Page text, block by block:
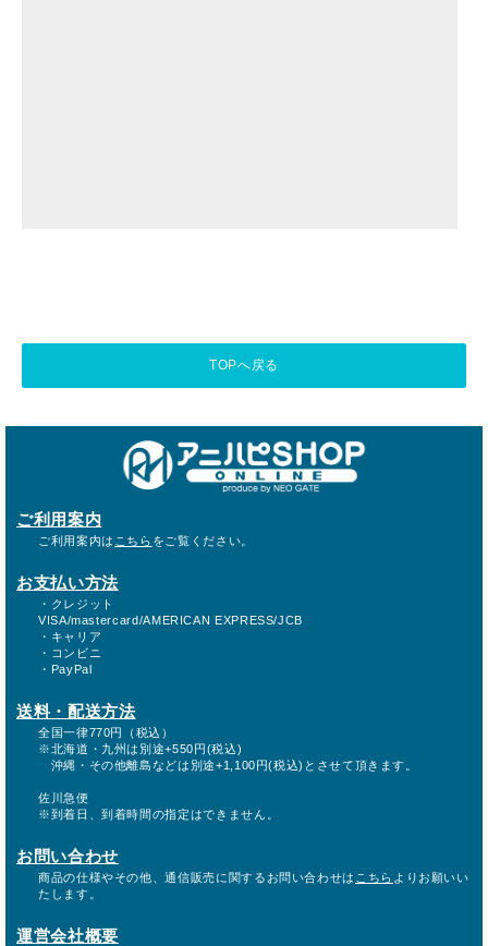
TOPへ戻る
ご利用案内
ご利用案内は こちら をご覧ください。
お支払い方法
・クレジット
VISA/mastercard/AMERICAN EXPRESS/JCB
・キャリア
・コンビニ
・PayPal
送料・配送方法
全国一律770円（税込）
※北海道・九州は別途+550円(税込)
沖縄・その他離島などは別途+1,100円(税込)とさせて頂きます。
佐川急便
※到着日、到着時間の指定はできません。
お問い合わせ
商品の仕様やその他、通信販売に関するお問い合わせは こちら よりお願いい
たします。
運営会社概要